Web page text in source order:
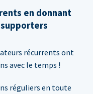
en donnant
récurrents ont
avec le temps !
réguliers en toute